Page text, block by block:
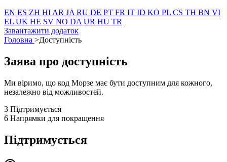
EN ES ZH HI AR JA RU DE PT FR IT ID KO PL CS TH BN VI
EL UK HE SV NO DA UR HU TR
Завантажити додаток
Головна >Доступність
Заява про доступність
Ми віримо, що код Морзе має бути доступним для кожного,
незалежно від можливостей.
3 Підтримується
6 Напрямки для покращення
Підтримується